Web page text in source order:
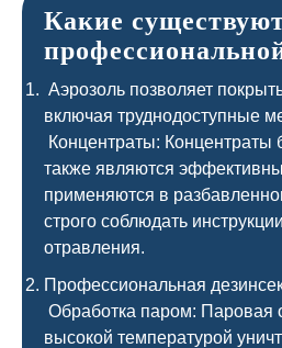
Какие
Аэрозоль позволяет
включая труднодоступные
Концентраты: Концентраты
также являются
применяются в
строго соблюдать
отравления.
Профессиональная
Обработка паром: Паровая
высокой температурой